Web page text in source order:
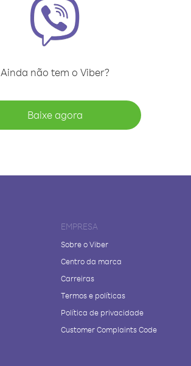
Ainda não tem o Viber?
Baixe agora
EMPRESA
Sobre o Viber
Centro da marca
Carreiras
Termos e políticas
Política de privacidade
Customer Complaints Code